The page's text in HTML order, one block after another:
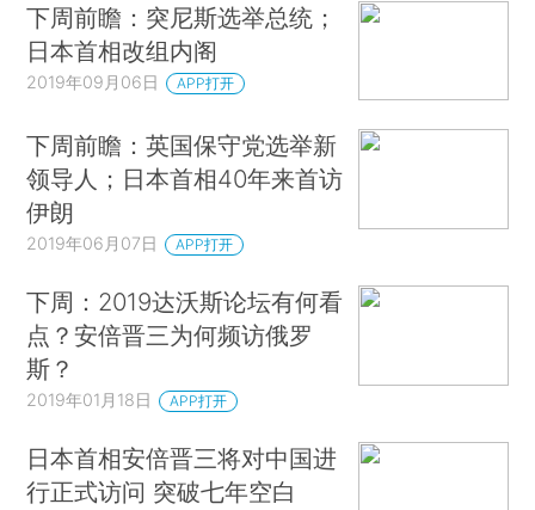
下周前瞻：突尼斯选举总统；
日本首相改组内阁
2019年09月06日 APP打开
下周前瞻：英国保守党选举新
领导人；日本首相40年来首访
伊朗
2019年06月07日 APP打开
下周：2019达沃斯论坛有何看
点？安倍晋三为何频访俄罗
斯？
2019年01月18日 APP打开
日本首相安倍晋三将对中国进
行正式访问 突破七年空白